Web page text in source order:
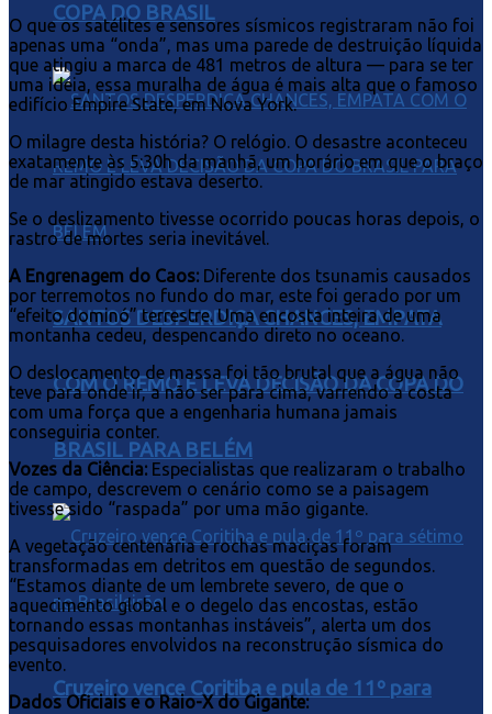
COPA DO BRASIL
SANTOS DESPERDIÇA CHANCES, EMPATA
COM O REMO E LEVA DECISÃO DA COPA DO
BRASIL PARA BELÉM
Cruzeiro vence Coritiba e pula de 11º para
O que os satélites e sensores sísmicos registraram não foi
apenas uma “onda”, mas uma parede de destruição líquida
que atingiu a marca de 481 metros de altura — para se ter
uma ideia, essa muralha de água é mais alta que o famoso
edifício Empire State, em Nova York.
O milagre desta história? O relógio. O desastre aconteceu
exatamente às 5:30h da manhã, um horário em que o braço
de mar atingido estava deserto.
Se o deslizamento tivesse ocorrido poucas horas depois, o
rastro de mortes seria inevitável.
A Engrenagem do Caos: Diferente dos tsunamis causados
por terremotos no fundo do mar, este foi gerado por um
“efeito dominó” terrestre. Uma encosta inteira de uma
montanha cedeu, despencando direto no oceano.
O deslocamento de massa foi tão brutal que a água não
teve para onde ir, a não ser para cima, varrendo a costa
com uma força que a engenharia humana jamais
conseguiria conter.
Vozes da Ciência: Especialistas que realizaram o trabalho
de campo, descrevem o cenário como se a paisagem
tivesse sido “raspada” por uma mão gigante.
A vegetação centenária e rochas maciças foram
transformadas em detritos em questão de segundos.
“Estamos diante de um lembrete severo, de que o
aquecimento global e o degelo das encostas, estão
tornando essas montanhas instáveis”, alerta um dos
pesquisadores envolvidos na reconstrução sísmica do
evento.
Dados Oficiais e o Raio-X do Gigante: